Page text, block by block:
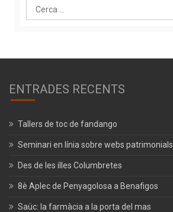
Cerca:
ENTRADES RECENTS
Tallers de toc de fandango
Seminari en línia sobre webs patrimonials
Des de les illes Columbretes
8è Aplec de Penyagolosa a Benafigos
Saüc: la farmàcia a la porta del mas